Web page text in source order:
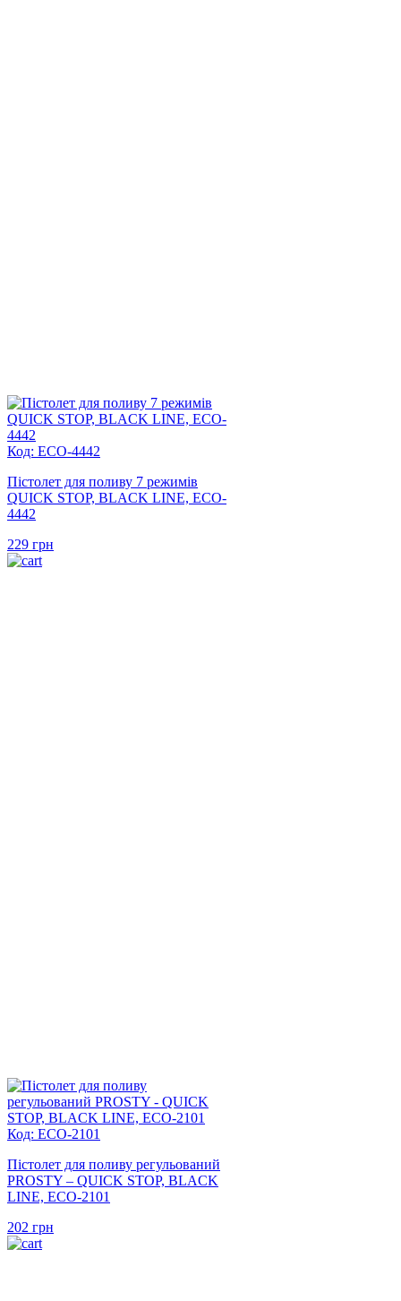
Код: ECO-4442
Пістолет для поливу 7 режимів
QUICK STOP, BLACK LINE, ECO-
4442
229 грн
Код: ECO-2101
Пістолет для поливу регульований
PROSTY – QUICK STOP, BLACK
LINE, ECO-2101
202 грн